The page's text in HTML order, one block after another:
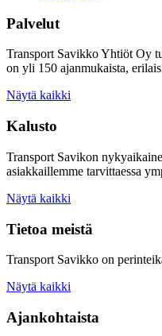
Palvelut
Transport Savikko Yhtiöt Oy
on yli 150 ajanmukaista,
Näytä kaikki
Kalusto
Transport Savikon
asiakkaillemme tarvittaessa
Näytä kaikki
Tietoa meistä
Transport Savikko on
Näytä kaikki
Ajankohtaista